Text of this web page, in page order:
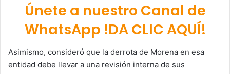
Únete a nuestro Canal de
WhatsApp !DA CLIC AQUÍ!
Asimismo, consideró que la derrota de Morena en esa
entidad debe llevar a una revisión interna de sus